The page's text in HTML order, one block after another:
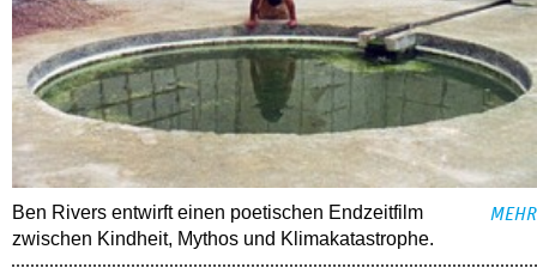
Ben Rivers entwirft einen poetischen Endzeitfilm
zwischen Kindheit, Mythos und Klimakatastrophe.
MEHR